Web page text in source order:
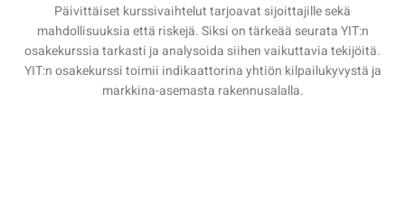
Päivittäiset kurssivaihtelut tarjoavat sijoittajille sekä
mahdollisuuksia että riskejä. Siksi on tärkeää seurata YIT:n
osakekurssia tarkasti ja analysoida siihen vaikuttavia tekijöitä.
YIT:n osakekurssi toimii indikaattorina yhtiön kilpailukyvystä ja
markkina-asemasta rakennusalalla.